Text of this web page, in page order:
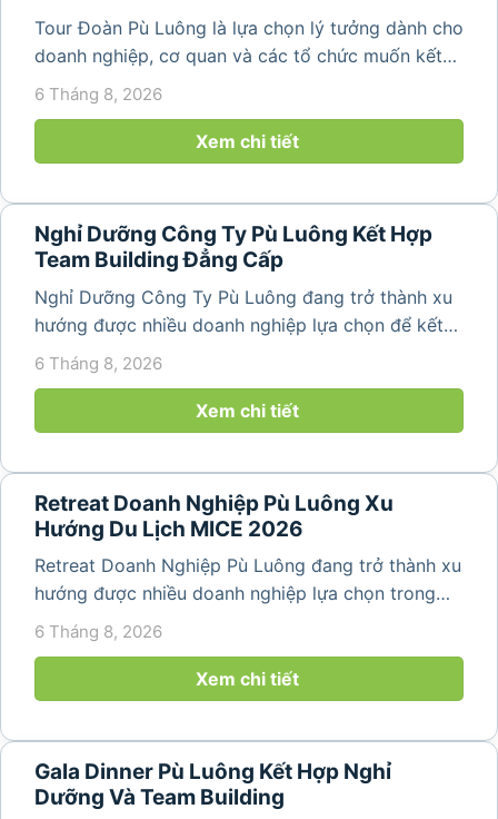
Tour Đoàn Pù Luông là lựa chọn lý tưởng dành cho
doanh nghiệp, cơ quan và các tổ chức muốn kết
hợp nghỉ dưỡng, tham quan và tổ chức các hoạt
nguyên sơ, không khí...
6 Tháng 8, 2026
Xem chi tiết
Nghỉ Dưỡng Công Ty Pù Luông Kết Hợp
Team Building Đẳng Cấp
Nghỉ Dưỡng Công Ty Pù Luông đang trở thành xu
hướng được nhiều doanh nghiệp lựa chọn để kết
hợp giữa nghỉ ngơi, tái tạo năng lượng và xây
dựng tinh thần đồng đội. Thay vì những chuyến du
lịch đơn thuần, nhiều công ty...
6 Tháng 8, 2026
Xem chi tiết
Retreat Doanh Nghiệp Pù Luông Xu
Hướng Du Lịch MICE 2026
Retreat Doanh Nghiệp Pù Luông đang trở thành xu
hướng được nhiều doanh nghiệp lựa chọn trong
năm 2026 khi nhu cầu kết hợp nghỉ dưỡng, hội
mang đến khoảng thời gian thư giãn...
6 Tháng 8, 2026
Xem chi tiết
Gala Dinner Pù Luông Kết Hợp Nghỉ
Dưỡng Và Team Building